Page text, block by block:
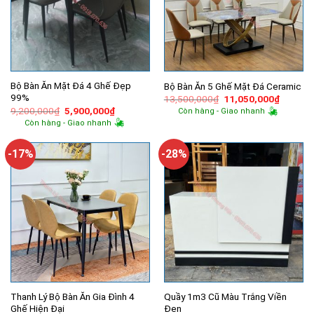
Bộ Bàn Ăn Mặt Đá 4 Ghế Đẹp
99%
9,200,000₫ Giá
gốc
là:
5,900,000₫Giá
hiện
tại
5,900,000₫.
Còn hàng - Giao nhanh
Bộ Bàn Ăn 5 Ghế Mặt Đá Ceramic
13,500,000₫ Giá
gốc
là:
11,050,000₫Giá
hiện
Còn hàng - Giao nhanh
-17%
Thanh Lý Bộ Bàn Ăn Gia Đình 4
Ghế Hiện Đại
-28%
Quầy 1m3 Cũ Màu Trắng Viền
Đen